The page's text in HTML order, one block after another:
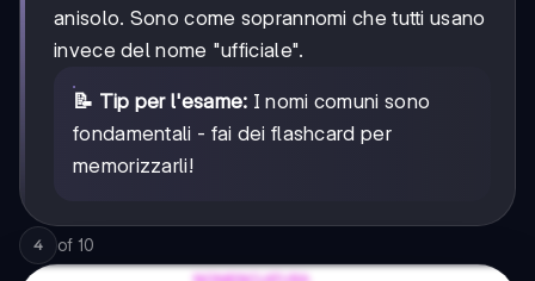
anisolo. Sono come soprannomi che tutti usano
invece del nome "ufficiale".
📝 Tip per l'esame: I nomi comuni sono
fondamentali - fai dei flashcard per
memorizzarli!
4 of 10